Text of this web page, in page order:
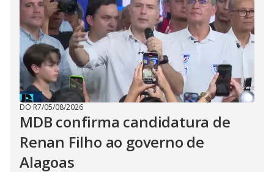
DO R7/05/08/2026
MDB confirma candidatura de
Renan Filho ao governo de
Alagoas